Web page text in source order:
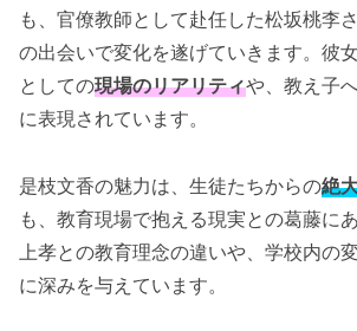
も、官僚教師として赴任した松坂桃李
の出会いで変化を遂げていきます。彼
としての現場のリアリティや、教え子
に表現されています。
是枝文香の魅力は、生徒たちからの絶
も、教育現場で抱える現実との葛藤に
上孝との教育理念の違いや、学校内の
に深みを与えています。